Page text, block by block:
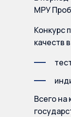
МРУ
Конкурс
качеств
Всего на